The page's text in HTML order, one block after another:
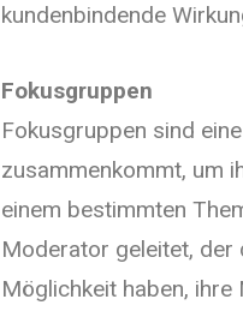
kundenbindende
Fokusgruppen
Fokusgruppen sind
zusammenkommt, um
einem bestimmten
Moderator geleitet, der
Möglichkeit haben, ihre